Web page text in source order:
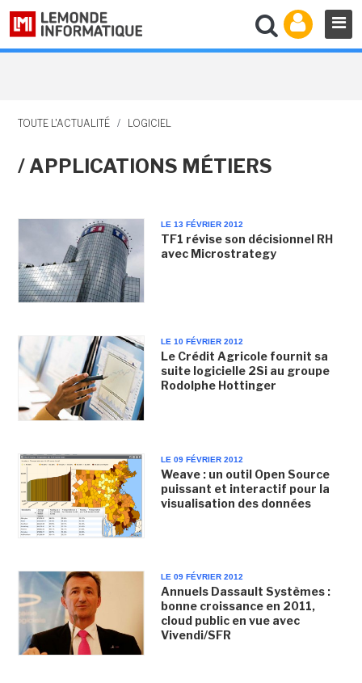
TOUTE L'ACTUALITÉ / LOGICIEL
/ APPLICATIONS MÉTIERS
LE 13 FÉVRIER 2012
TF1 révise son décisionnel RH
avec Microstrategy
LE 10 FÉVRIER 2012
Le Crédit Agricole fournit sa
suite logicielle 2Si au groupe
Rodolphe Hottinger
LE 09 FÉVRIER 2012
Weave : un outil Open Source
puissant et interactif pour la
visualisation des données
LE 09 FÉVRIER 2012
Annuels Dassault Systèmes :
bonne croissance en 2011,
cloud public en vue avec
Vivendi/SFR